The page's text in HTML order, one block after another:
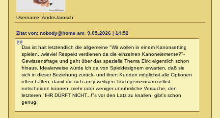
Username: AndreJarosch
Zitat von: nobody@home am 9.05.2026 | 14:52
Das ist halt letztendlich die allgemeine "Wir wollen in einem Kanonsetting
spielen...wieviel Respekt verdienen da die einzelnen Kanonelemente?"-
Gewissensfrage und geht über das spezielle Thema Elric eigentlich schon
hinaus. Idealerweise würde ich da von Spieldesignern erwarten, daß sie
sich in dieser Beziehung zurück- und ihren Kunden möglichst alle Optionen
offen halten, damit die sich am jeweiligen Tisch gemeinsam selbst
entscheiden können; mehr oder weniger unrühmliche Versuche, den
letzteren "IHR DÜRFT NICHT...!"s vor den Latz zu knallen, gibt's schon
genug.